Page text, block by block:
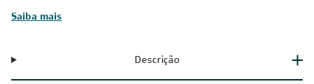
Saiba mais
Descrição